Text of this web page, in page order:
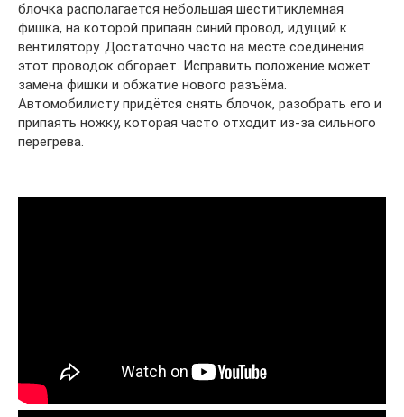
блочка располагается небольшая шеститиклемная
фишка, на которой припаян синий провод, идущий к
вентилятору. Достаточно часто на месте соединения
этот проводок обгорает. Исправить положение может
замена фишки и обжатие нового разъёма.
Автомобилисту придётся снять блочок, разобрать его и
припаять ножку, которая часто отходит из-за сильного
перегрева.